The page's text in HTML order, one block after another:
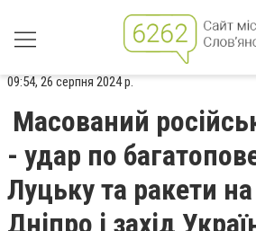
09:54, 26 серпня 2024 р.
Масований
- удар по
Луцьку та ракети
Дніпро і захід